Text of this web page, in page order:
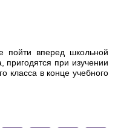
пойти вперед школьной
пригодятся при изучении
класса в конце учебного